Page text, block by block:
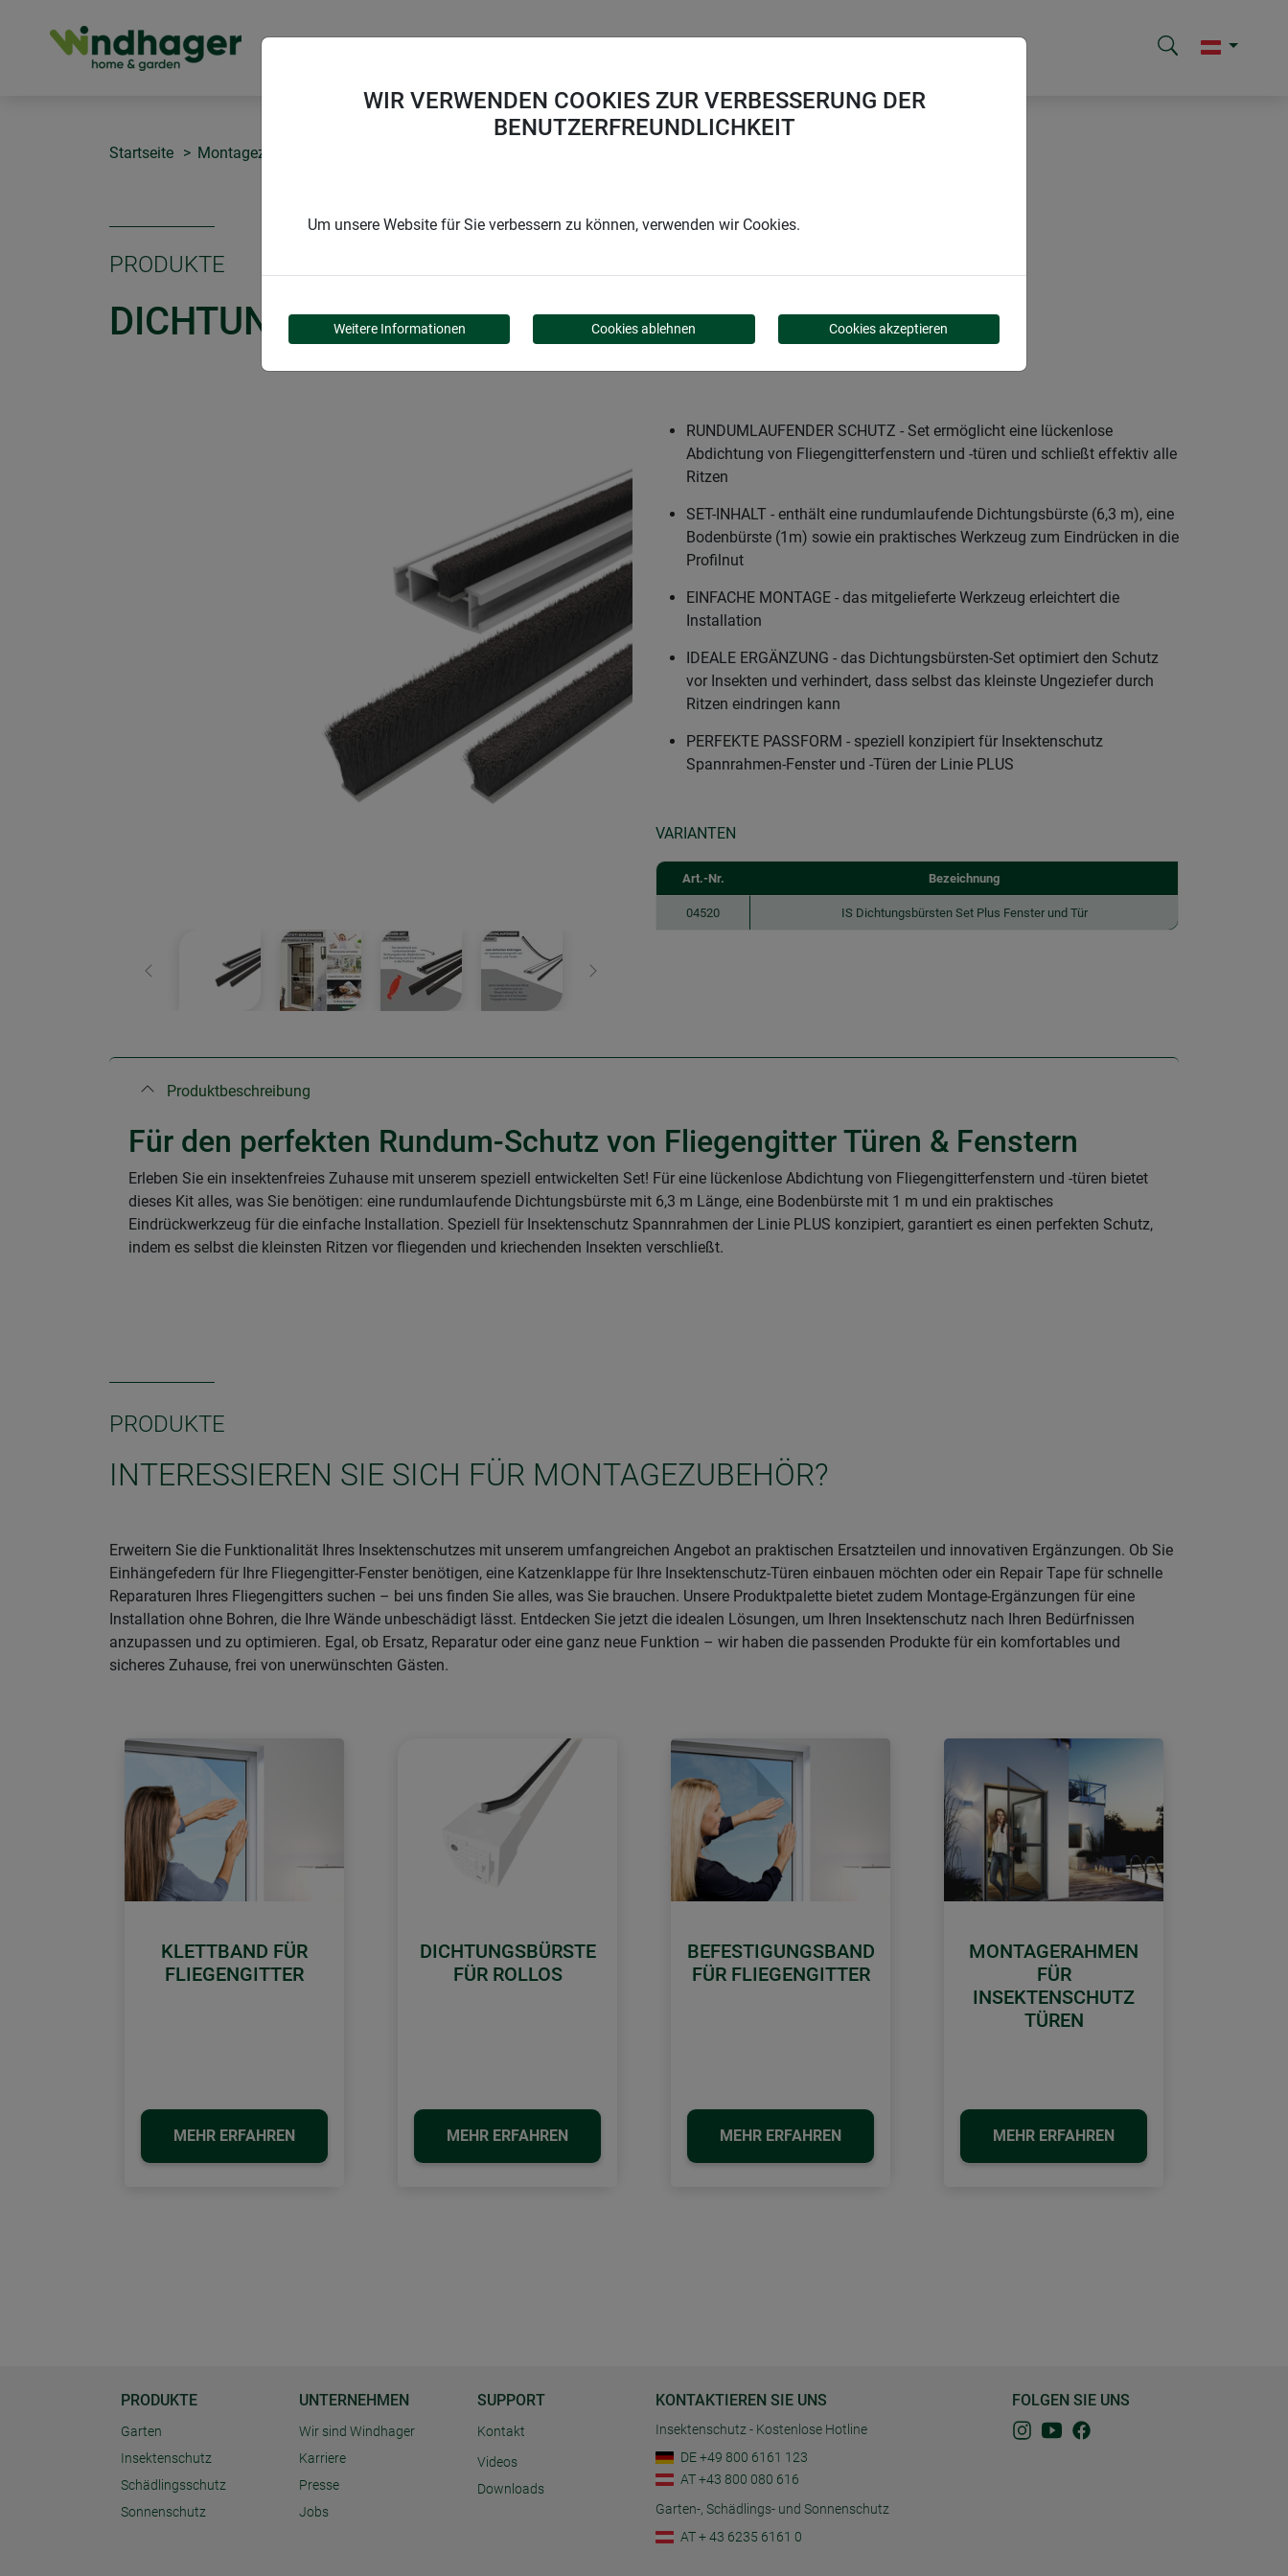
Startseite Montagezubehör
PRODUKTE
DICHTUNGSBÜRSTEN SET PLUS
Zurück Weiter
RUNDUMLAUFENDER SCHUTZ - Set ermöglicht eine lückenlose
Abdichtung von Fliegengitterfenstern und -türen und schließt effektiv alle
Ritzen
SET-INHALT - enthält eine rundumlaufende Dichtungsbürste (6,3 m), eine
Bodenbürste (1m) sowie ein praktisches Werkzeug zum Eindrücken in die
Profilnut
EINFACHE MONTAGE - das mitgelieferte Werkzeug erleichtert die
Installation
IDEALE ERGÄNZUNG - das Dichtungsbürsten-Set optimiert den Schutz
vor Insekten und verhindert, dass selbst das kleinste Ungeziefer durch
Ritzen eindringen kann
PERFEKTE PASSFORM - speziell konzipiert für Insektenschutz
Spannrahmen-Fenster und -Türen der Linie PLUS
VARIANTEN
Art.-Nr. Bezeichnung
04520 IS Dichtungsbürsten Set Plus Fenster und Tür
Produktbeschreibung
Für den perfekten Rundum-Schutz von Fliegengitter Türen & Fenstern
Erleben Sie ein insektenfreies Zuhause mit unserem speziell entwickelten Set! Für eine lückenlose Abdichtung von Fliegengitterfenstern und -türen bietet
dieses Kit alles, was Sie benötigen: eine rundumlaufende Dichtungsbürste mit 6,3 m Länge, eine Bodenbürste mit 1 m und ein praktisches
Eindrückwerkzeug für die einfache Installation. Speziell für Insektenschutz Spannrahmen der Linie PLUS konzipiert, garantiert es einen perfekten Schutz,
indem es selbst die kleinsten Ritzen vor fliegenden und kriechenden Insekten verschließt.
PRODUKTE
INTERESSIEREN SIE SICH FÜR MONTAGEZUBEHÖR?
Erweitern Sie die Funktionalität Ihres Insektenschutzes mit unserem umfangreichen Angebot an praktischen Ersatzteilen und innovativen Ergänzungen. Ob Sie
Einhängefedern für Ihre Fliegengitter-Fenster benötigen, eine Katzenklappe für Ihre Insektenschutz-Türen einbauen möchten oder ein Repair Tape für schnelle
Reparaturen Ihres Fliegengitters suchen – bei uns finden Sie alles, was Sie brauchen. Unsere Produktpalette bietet zudem Montage-Ergänzungen für eine
Installation ohne Bohren, die Ihre Wände unbeschädigt lässt. Entdecken Sie jetzt die idealen Lösungen, um Ihren Insektenschutz nach Ihren Bedürfnissen
anzupassen und zu optimieren. Egal, ob Ersatz, Reparatur oder eine ganz neue Funktion – wir haben die passenden Produkte für ein komfortables und
sicheres Zuhause, frei von unerwünschten Gästen.
KLETTBAND FÜR
FLIEGENGITTER
MEHR ERFAHREN
DICHTUNGSBÜRSTE
FÜR ROLLOS
MEHR ERFAHREN
BEFESTIGUNGSBAND
FÜR FLIEGENGITTER
MEHR ERFAHREN
MONTAGERAHMEN
FÜR
INSEKTENSCHUTZ
TÜREN
MEHR ERFAHREN
PRODUKTE
Garten
Insektenschutz
Schädlingsschutz
Sonnenschutz
UNTERNEHMEN
Wir sind Windhager
Karriere
Presse
Jobs
SUPPORT
Kontakt
Videos
Downloads
KONTAKTIEREN SIE UNS
Insektenschutz - Kostenlose Hotline
DE +49 800 6161 123
AT +43 800 080 616
Garten-, Schädlings- und Sonnenschutz
AT + 43 6235 6161 0
FOLGEN SIE UNS
WIR VERWENDEN COOKIES ZUR VERBESSERUNG DER
BENUTZERFREUNDLICHKEIT
Um unsere Website für Sie verbessern zu können, verwenden wir Cookies.
Weitere Informationen Cookies ablehnen Cookies akzeptieren